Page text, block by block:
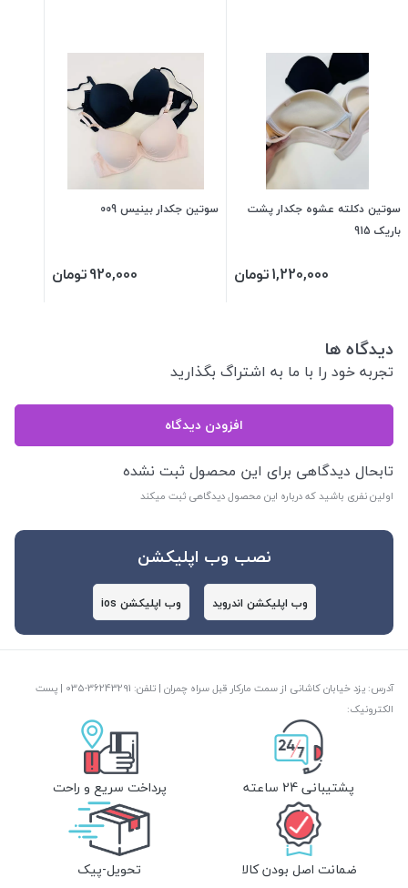
سوتین دکلته عشوه جکدار پشت
باریک 915
1,220,000تومان
سوتین جکدار بینیس 009
920,000تومان
دیدگاه ها
تجربه خود را با ما به اشتراگ بگذارید
افزودن دیدگاه
تابحال دیدگاهی برای این محصول ثبت نشده
اولین نفری باشید که درباره این محصول دیدگاهی ثبت میکند
نصب وب اپلیکشن
وب اپلیکشن اندروید وب اپلیکشن ios
آدرس: یزد خیابان کاشانی از سمت مارکار قبل سراه چمران | تلفن: ‎035-36243291 | پست
الکترونیک:
پشتیبانی 24 ساعته پرداخت سریع و راحت
ضمانت اصل بودن کالا تحویل-پیک